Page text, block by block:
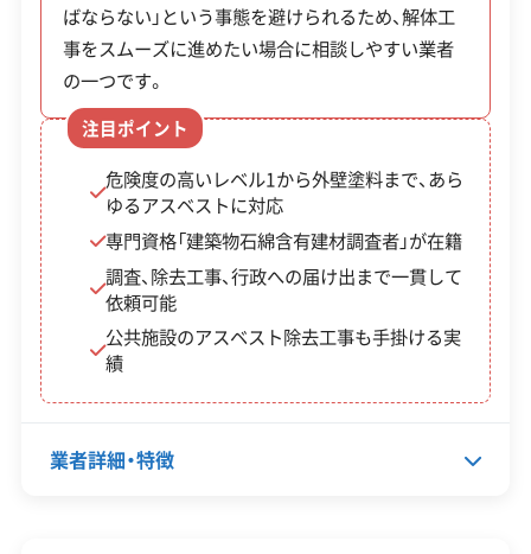
企業経
験・規模
創業30年以上
従業員30人以上
公共工事の経験
保有資格
建設業許可
産業廃棄物収集運搬業許可
解体工事施工技士
1級土木施工管理技士
安全対
策・リス
ク管理
違反歴なし 現場清掃
顧客対
応・サー
ばならない」という事態を避けられるため、解体工
事をスムーズに進めたい場合に相談しやすい業者
の一つです。
注目ポイント
危険度の高いレベル1から外壁塗料まで、あら
ゆるアスベストに対応
専門資格「建築物石綿含有建材調査者」が在籍
調査、除去工事、行政への届け出まで一貫して
依頼可能
公共施設のアスベスト除去工事も手掛ける実
績
業者詳細・特徴